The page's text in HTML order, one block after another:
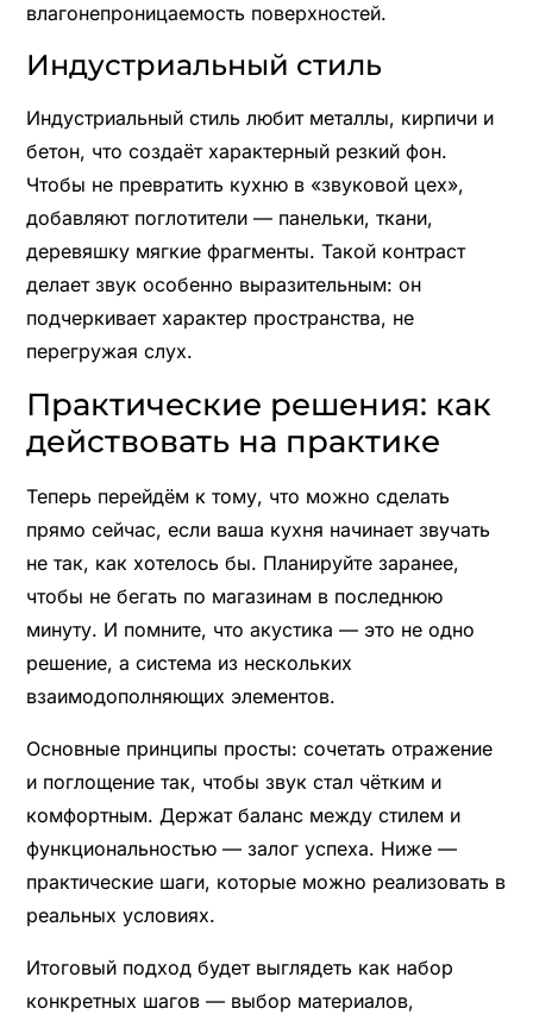
влагонепроницаемость поверхностей.
Индустриальный стиль
Индустриальный стиль любит металлы, кирпичи и
бетон, что создаёт характерный резкий фон.
Чтобы не превратить кухню в «звуковой цех»,
добавляют поглотители — панельки, ткани,
деревяшку мягкие фрагменты. Такой контраст
делает звук особенно выразительным: он
подчеркивает характер пространства, не
перегружая слух.
Практические решения: как
действовать на практике
Теперь перейдём к тому, что можно сделать
прямо сейчас, если ваша кухня начинает звучать
не так, как хотелось бы. Планируйте заранее,
чтобы не бегать по магазинам в последнюю
минуту. И помните, что акустика — это не одно
решение, а система из нескольких
взаимодополняющих элементов.
Основные принципы просты: сочетать отражение
и поглощение так, чтобы звук стал чётким и
комфортным. Держат баланс между стилем и
функциональностью — залог успеха. Ниже —
практические шаги, которые можно реализовать в
реальных условиях.
Итоговый подход будет выглядеть как набор
конкретных шагов — выбор материалов,